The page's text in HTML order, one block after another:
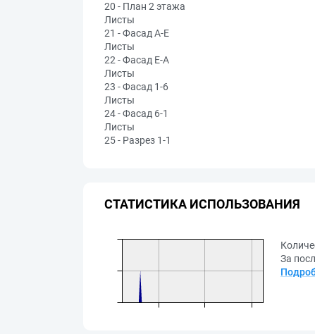
20 - План 2 этажа
Листы
21 - Фасад А-Е
Листы
22 - Фасад Е-А
Листы
23 - Фасад 1-6
Листы
24 - Фасад 6-1
Листы
25 - Разрез 1-1
СТАТИСТИКА ИСПОЛЬЗОВАНИЯ
За